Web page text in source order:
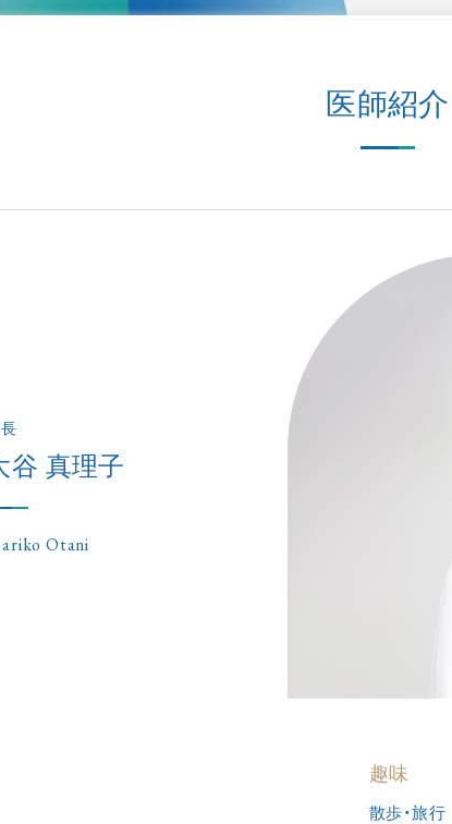
医師紹介
谷 真理子
Otani
趣味
散歩・旅行
医師について
お知らせ一覧
登録で予約 WEB問診
「東京品川フロントクリニックでは、下記2つの方法で予約が
事前にWEB問診を入力いただくことでご来院の際、ス
(※当日の混雑状況に応じて待ち時間にバラツキが出ることが